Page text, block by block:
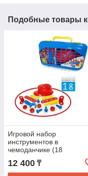
Подобные товары
Игровой набор
инструментов в
чемоданчике (18
предметов)
12 400 ₸